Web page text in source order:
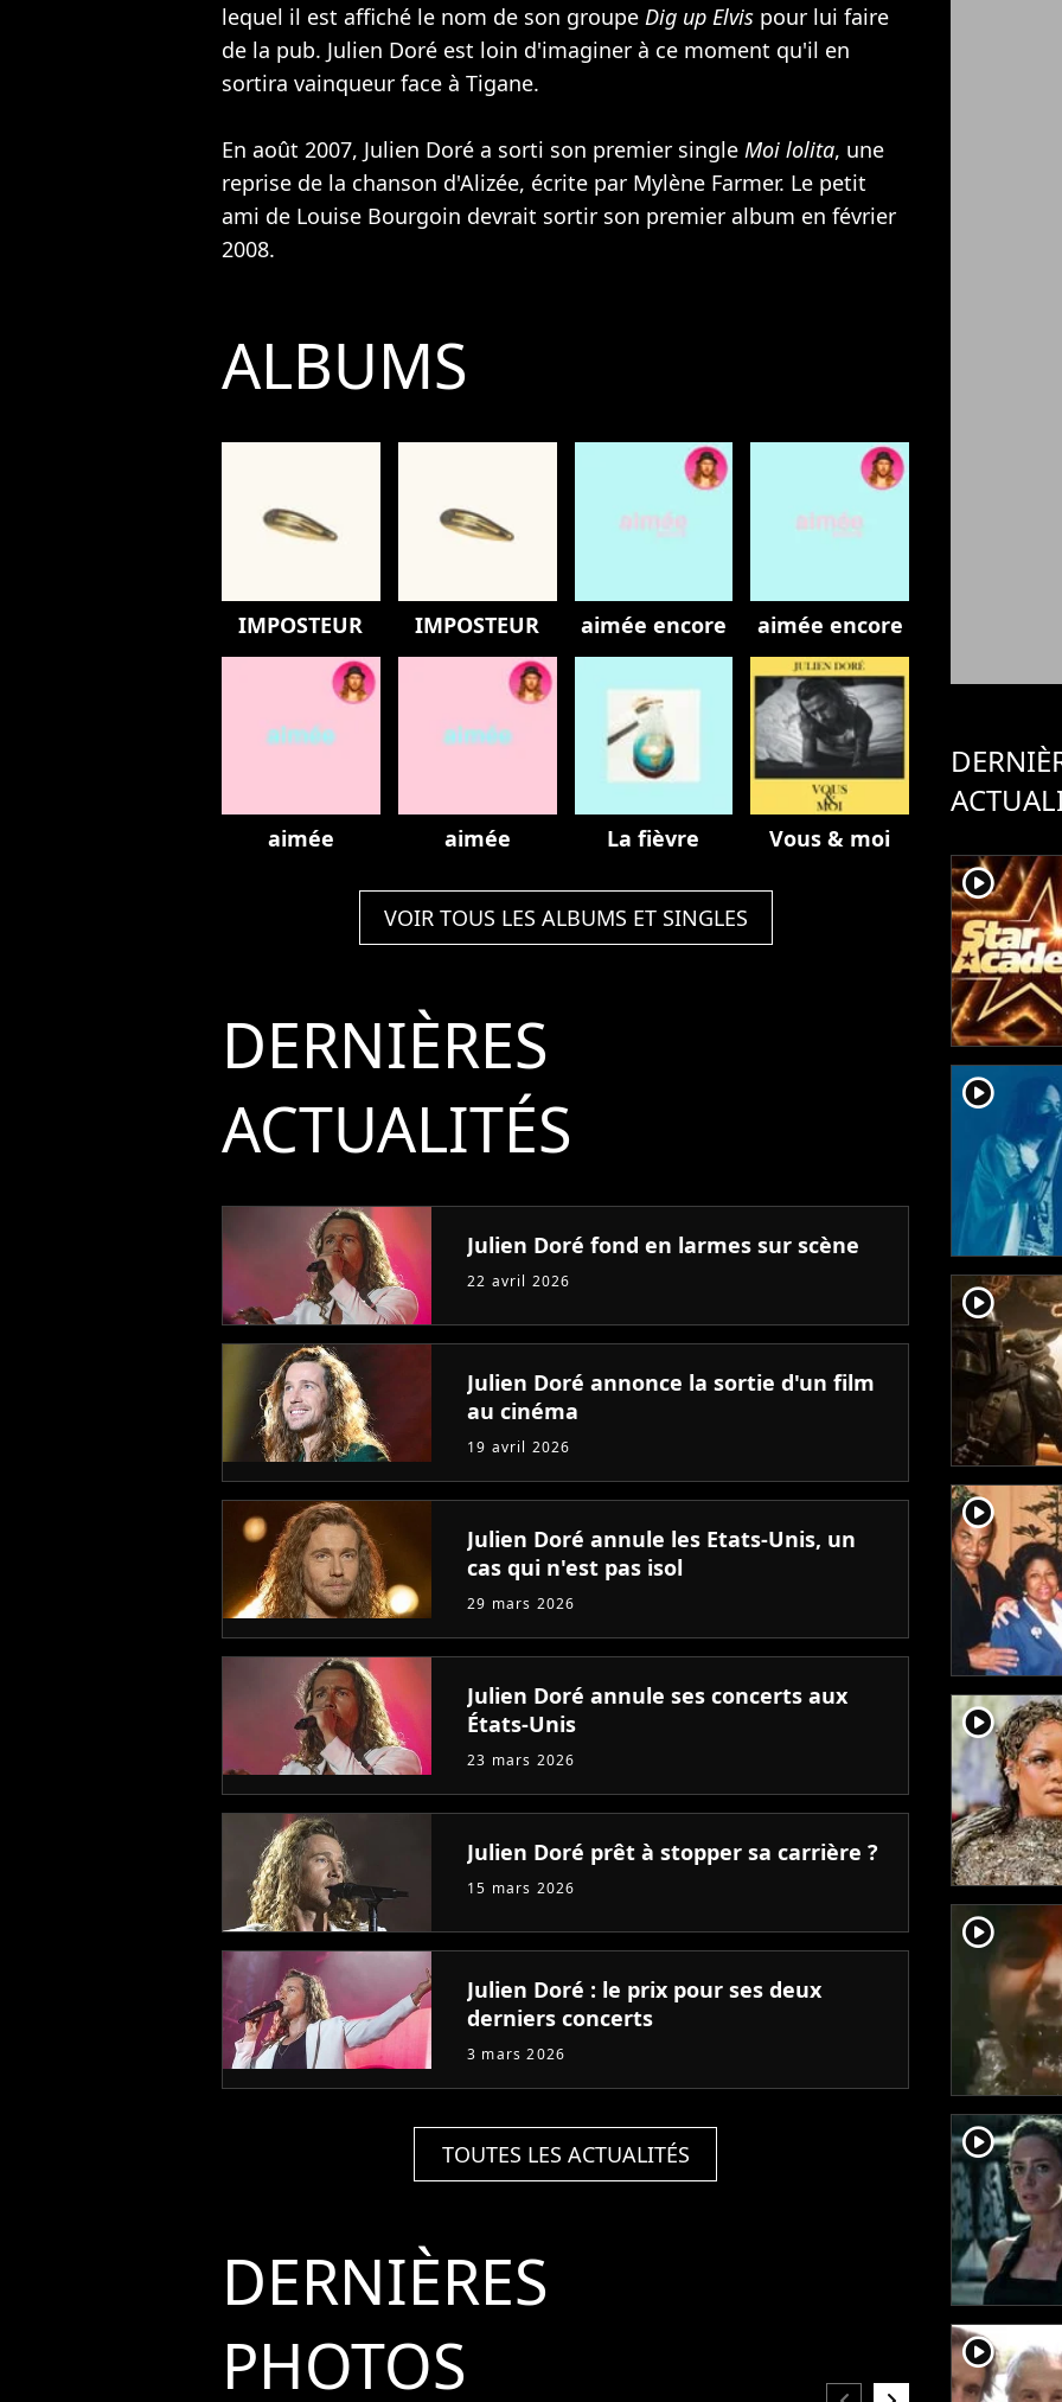
lequel il est affiché le nom de son groupe Dig up Elvis pour lui faire
de la pub. Julien Doré est loin d'imaginer à ce moment qu'il en
sortira vainqueur face à Tigane.
En août 2007, Julien Doré a sorti son premier single Moi lolita, une
reprise de la chanson d'Alizée, écrite par Mylène Farmer. Le petit
ami de Louise Bourgoin devrait sortir son premier album en février
2008.
ALBUMS
IMPOSTEUR IMPOSTEUR aimée encore aimée encore
aimée aimée La fièvre Vous & moi
VOIR TOUS LES ALBUMS ET SINGLES
DERNIÈRES
ACTUALITÉS
Julien Doré fond en larmes sur scène
22 avril 2026
Julien Doré annonce la sortie d'un film
au cinéma
19 avril 2026
Julien Doré annule les Etats-Unis, un
cas qui n'est pas isol
29 mars 2026
Julien Doré annule ses concerts aux
États-Unis
23 mars 2026
Julien Doré prêt à stopper sa carrière ?
15 mars 2026
Julien Doré : le prix pour ses deux
derniers concerts
3 mars 2026
TOUTES LES ACTUALITÉS
DERNIÈRES
PHOTOS
player2
player2
player2
player2
player2
player2
player2
player2